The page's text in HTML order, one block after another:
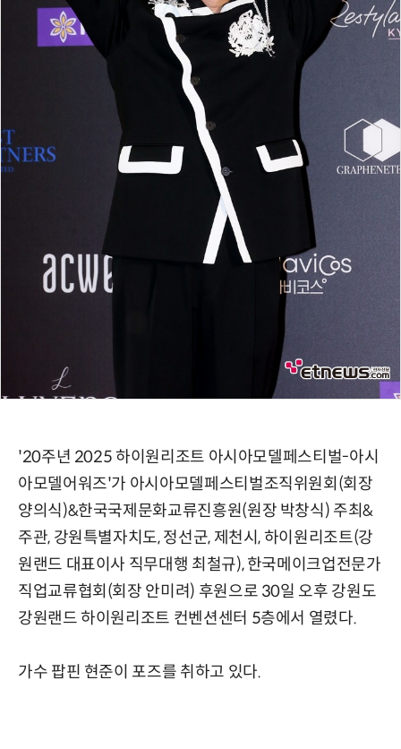
'20주년 2025 하이원리조트 아시아모델페스티벌-아시
아모델어워즈'가 아시아모델페스티벌조직위원회(회장
양의식)&한국국제문화교류진흥원(원장 박창식) 주최&
주관, 강원특별자치도, 정선군, 제천시, 하이원리조트(강
원랜드 대표이사 직무대행 최철규), 한국메이크업전문가
직업교류협회(회장 안미려) 후원으로 30일 오후 강원도
강원랜드 하이원리조트 컨벤션센터 5층에서 열렸다.
가수 팝핀 현준이 포즈를 취하고 있다.